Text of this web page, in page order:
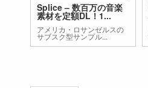
Splice – 数百万の音楽
素材を定額DL！1...
アメリカ・ロサンゼルスの
サブスク型サンプル...